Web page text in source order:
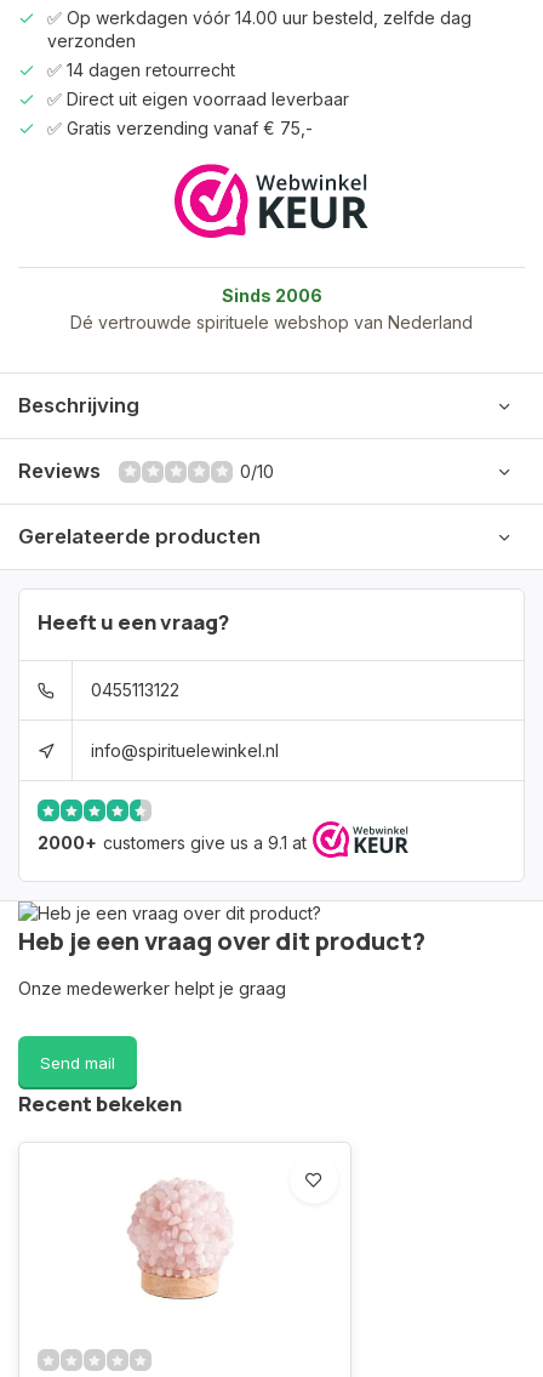
✅ Op werkdagen vóór 14.00 uur besteld, zelfde dag
verzonden
✅ 14 dagen retourrecht
✅ Direct uit eigen voorraad leverbaar
✅ Gratis verzending vanaf € 75,-
Sinds 2006
Dé vertrouwde spirituele webshop van Nederland
Beschrijving
Reviews 0/10
Gerelateerde producten
Heeft u een vraag?
0455113122
info@spirituelewinkel.nl
2000+ customers give us a 9.1 at
Heb je een vraag over dit product?
Onze medewerker helpt je graag
Send mail
Recent bekeken